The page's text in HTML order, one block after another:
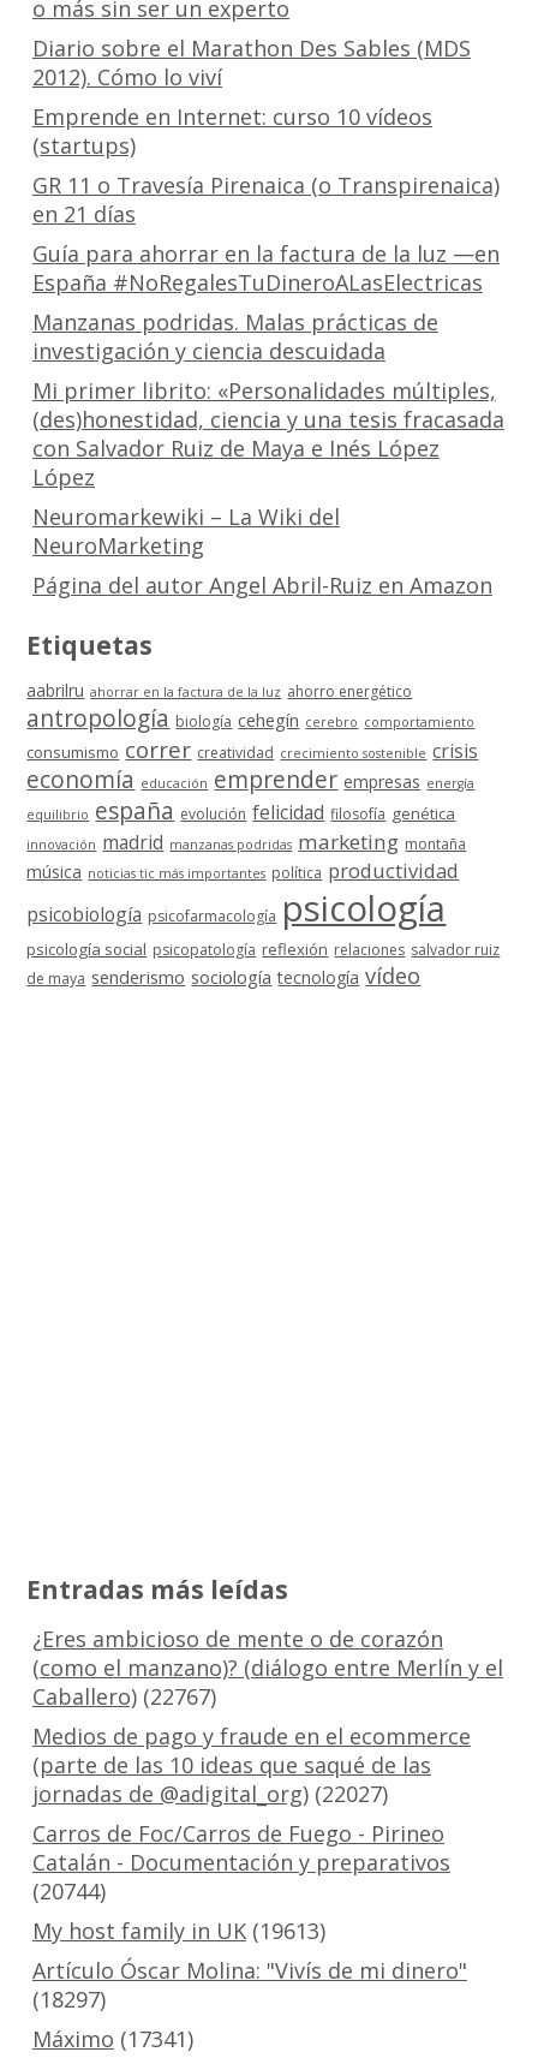
o más sin ser un experto
Diario sobre el Marathon Des Sables (MDS
2012). Cómo lo viví
Emprende en Internet: curso 10 vídeos
(startups)
GR 11 o Travesía Pirenaica (o Transpirenaica)
en 21 días
Guía para ahorrar en la factura de la luz —en
España #NoRegalesTuDineroALasElectricas
Manzanas podridas. Malas prácticas de
investigación y ciencia descuidada
Mi primer librito: «Personalidades múltiples,
(des)honestidad, ciencia y una tesis fracasada
con Salvador Ruiz de Maya e Inés López
López
Neuromarkewiki – La Wiki del
NeuroMarketing
Página del autor Angel Abril-Ruiz en Amazon
Etiquetas
aabrilru ahorrar en la factura de la luz ahorro energético
antropología biología cehegín cerebro comportamiento
consumismo correr creatividad crecimiento sostenible crisis
economía educación emprender empresas energía
equilibrio españa evolución felicidad filosofía genética
innovación madrid manzanas podridas marketing montaña
música noticias tic más importantes política productividad
psicobiología psicofarmacología psicología
psicología social psicopatología reflexión relaciones salvador ruiz
de maya senderismo sociología tecnología vídeo
Entradas más leídas
¿Eres ambicioso de mente o de corazón
(como el manzano)? (diálogo entre Merlín y el
Caballero)(22767)
Medios de pago y fraude en el ecommerce
(parte de las 10 ideas que saqué de las
jornadas de @adigital_org)(22027)
Carros de Foc/Carros de Fuego - Pirineo
Catalán - Documentación y preparativos
(20744)
My host family in UK(19613)
Artículo Óscar Molina: "Vivís de mi dinero"
(18297)
Máximo (17341)